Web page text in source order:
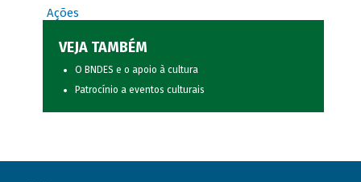
Ações
VEJA TAMBÉM
O BNDES e o apoio à cultura
Patrocínio a eventos culturais